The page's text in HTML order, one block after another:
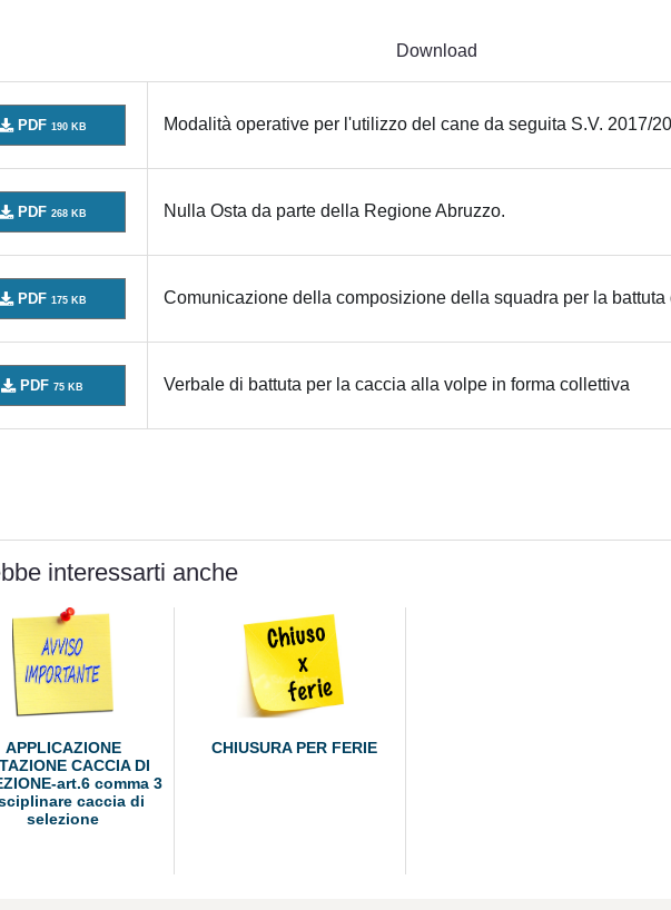
Download
PDF 190 KB Modalità operative per l'utilizzo del cane da seguita S.V. 2017/
PDF 268 KB Nulla Osta da parte della Regione Abruzzo.
PDF 175 KB Comunicazione della composizione della squadra per la
PDF 75 KB Verbale di battuta per la caccia alla volpe in forma collettiva
interessarti anche
APPLICAZIONE
CACCIA DI
art.6 comma 3
caccia di
selezione
CHIUSURA PER FERIE